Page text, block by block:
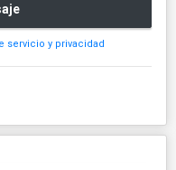
servicio y privacidad